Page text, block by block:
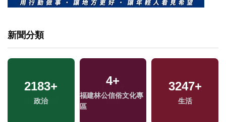
新聞分類
2183+
政治
4+
福建林公信俗文化專
區
3247+
生活